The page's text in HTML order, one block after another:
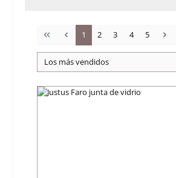
Página
1 Página
2 Página
3 Página
4 Página
5